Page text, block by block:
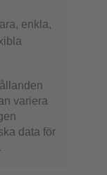
enkla,
variera
data för